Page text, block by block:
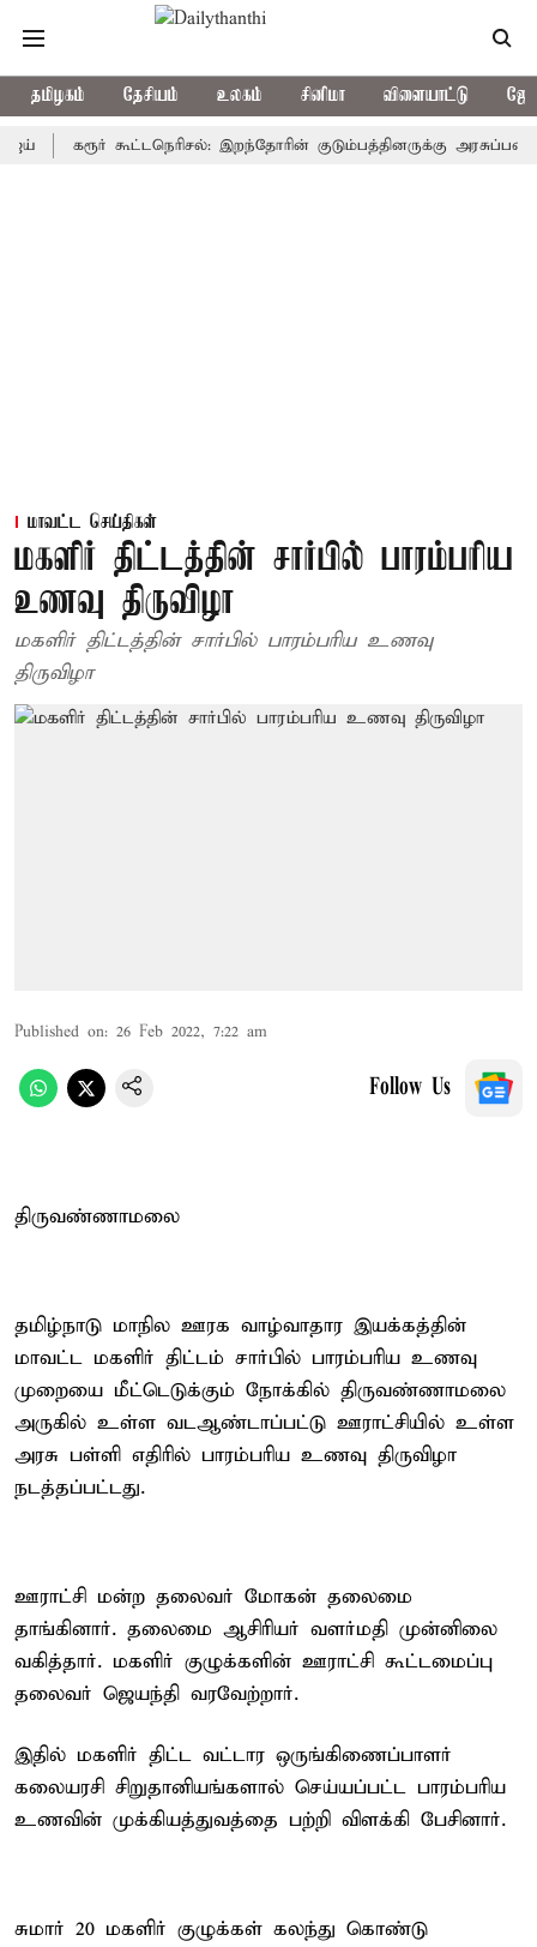
தமிழகம் தேசியம் உலகம் சினிமா விளையாட்டு
கரூர் கூட்டநெரிசல்: இறந்தோரின் குடும்பத்தினருக்கு அரசுப்பணி
மாவட்ட செய்திகள்
மகளிர் திட்டத்தின் சார்பில் பாரம்பரிய
உணவு திருவிழா
மகளிர் திட்டத்தின் சார்பில் பாரம்பரிய உணவு
திருவிழா
Published on: 26 Feb 2022, 7:22 am
Follow Us
திருவண்ணாமலை
தமிழ்நாடு மாநில ஊரக வாழ்வாதார இயக்கத்தின்
மாவட்ட மகளிர் திட்டம் சார்பில் பாரம்பரிய உணவு
முறையை மீட்டெடுக்கும் நோக்கில் திருவண்ணாமலை
அருகில் உள்ள வடஆண்டாப்பட்டு ஊராட்சியில் உள்ள
அரசு பள்ளி எதிரில் பாரம்பரிய உணவு திருவிழா
நடத்தப்பட்டது.
ஊராட்சி மன்ற தலைவர் மோகன் தலைமை
தாங்கினார். தலைமை ஆசிரியர் வளர்மதி முன்னிலை
வகித்தார். மகளிர் குழுக்களின் ஊராட்சி கூட்டமைப்பு
தலைவர் ஜெயந்தி வரவேற்றார்.
இதில் மகளிர் திட்ட வட்டார ஒருங்கிணைப்பாளர்
கலையரசி சிறுதானியங்களால் செய்யப்பட்ட பாரம்பரிய
உணவின் முக்கியத்துவத்தை பற்றி விளக்கி பேசினார்.
சுமார் 20 மகளிர் குழுக்கள் கலந்து கொண்டு